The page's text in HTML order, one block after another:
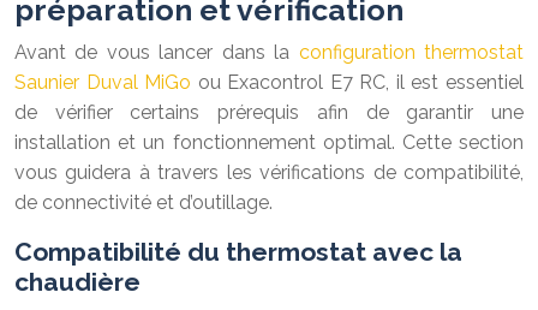
préparation et vérification
Avant de vous lancer dans la configuration thermostat
Saunier Duval MiGo ou Exacontrol E7 RC, il est essentiel
de vérifier certains prérequis afin de garantir une
installation et un fonctionnement optimal. Cette section
vous guidera à travers les vérifications de compatibilité,
de connectivité et d’outillage.
Compatibilité du thermostat avec la
chaudière